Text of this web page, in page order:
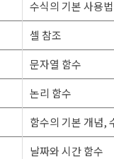
수식의 기본 사용법
셀 참조
문자열 함수
논리 함수
함수의 기본 개념,
날짜와 시간 함수